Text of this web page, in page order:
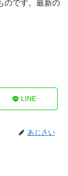
のです。最新の
LINE
あじさい